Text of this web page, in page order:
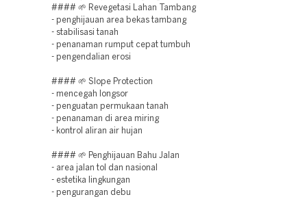
#### 🌱 Revegetasi Lahan Tambang
- penghijauan area bekas tambang
- stabilisasi tanah
- penanaman rumput cepat tumbuh
- pengendalian erosi
#### 🌱 Slope Protection
- mencegah longsor
- penguatan permukaan tanah
- penanaman di area miring
- kontrol aliran air hujan
#### 🌱 Penghijauan Bahu Jalan
- area jalan tol dan nasional
- estetika lingkungan
- pengurangan debu